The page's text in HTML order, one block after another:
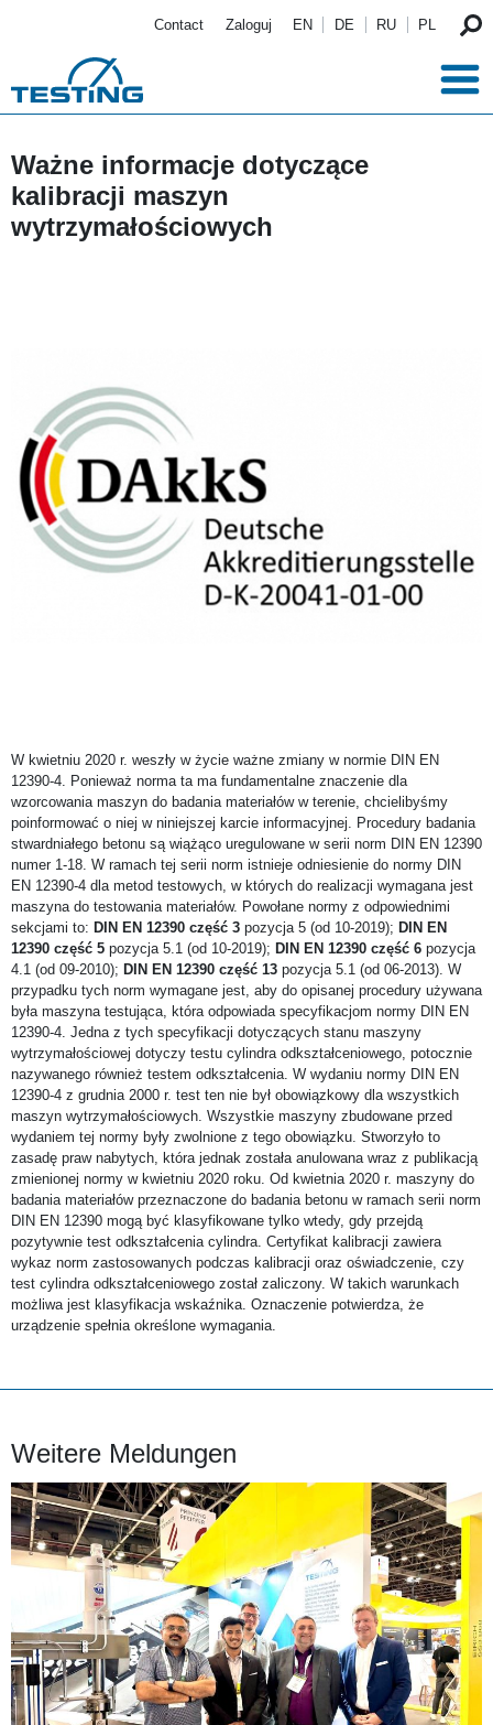
Contact Zaloguj EN DE RU PL
Ważne informacje dotyczące
kalibracji maszyn
wytrzymałościowych
W kwietniu 2020 r. weszły w życie ważne zmiany w normie DIN EN
12390-4. Ponieważ norma ta ma fundamentalne znaczenie dla
wzorcowania maszyn do badania materiałów w terenie, chcielibyśmy
poinformować o niej w niniejszej karcie informacyjnej. Procedury badania
stwardniałego betonu są wiążąco uregulowane w serii norm DIN EN 12390
numer 1-18. W ramach tej serii norm istnieje odniesienie do normy DIN
EN 12390-4 dla metod testowych, w których do realizacji wymagana jest
maszyna do testowania materiałów. Powołane normy z odpowiednimi
sekcjami to: DIN EN 12390 część 3 pozycja 5 (od 10-2019); DIN EN
12390 część 5 pozycja 5.1 (od 10-2019); DIN EN 12390 część 6 pozycja
4.1 (od 09-2010); DIN EN 12390 część 13 pozycja 5.1 (od 06-2013). W
przypadku tych norm wymagane jest, aby do opisanej procedury używana
była maszyna testująca, która odpowiada specyfikacjom normy DIN EN
12390-4. Jedna z tych specyfikacji dotyczących stanu maszyny
wytrzymałościowej dotyczy testu cylindra odkształceniowego, potocznie
nazywanego również testem odkształcenia. W wydaniu normy DIN EN
12390-4 z grudnia 2000 r. test ten nie był obowiązkowy dla wszystkich
maszyn wytrzymałościowych. Wszystkie maszyny zbudowane przed
wydaniem tej normy były zwolnione z tego obowiązku. Stworzyło to
zasadę praw nabytych, która jednak została anulowana wraz z publikacją
zmienionej normy w kwietniu 2020 roku. Od kwietnia 2020 r. maszyny do
badania materiałów przeznaczone do badania betonu w ramach serii norm
DIN EN 12390 mogą być klasyfikowane tylko wtedy, gdy przejdą
pozytywnie test odkształcenia cylindra. Certyfikat kalibracji zawiera
wykaz norm zastosowanych podczas kalibracji oraz oświadczenie, czy
test cylindra odkształceniowego został zaliczony. W takich warunkach
możliwa jest klasyfikacja wskaźnika. Oznaczenie potwierdza, że
urządzenie spełnia określone wymagania.
Weitere Meldungen